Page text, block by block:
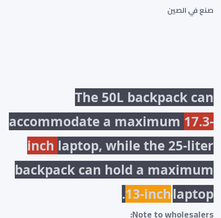
صنع في الصين
The 50L backpack can
accommodate a maximum 17.3-
inch laptop, while the 25-liter
backpack can hold a maximum
13-inchlaptop.
Note to wholesalers: